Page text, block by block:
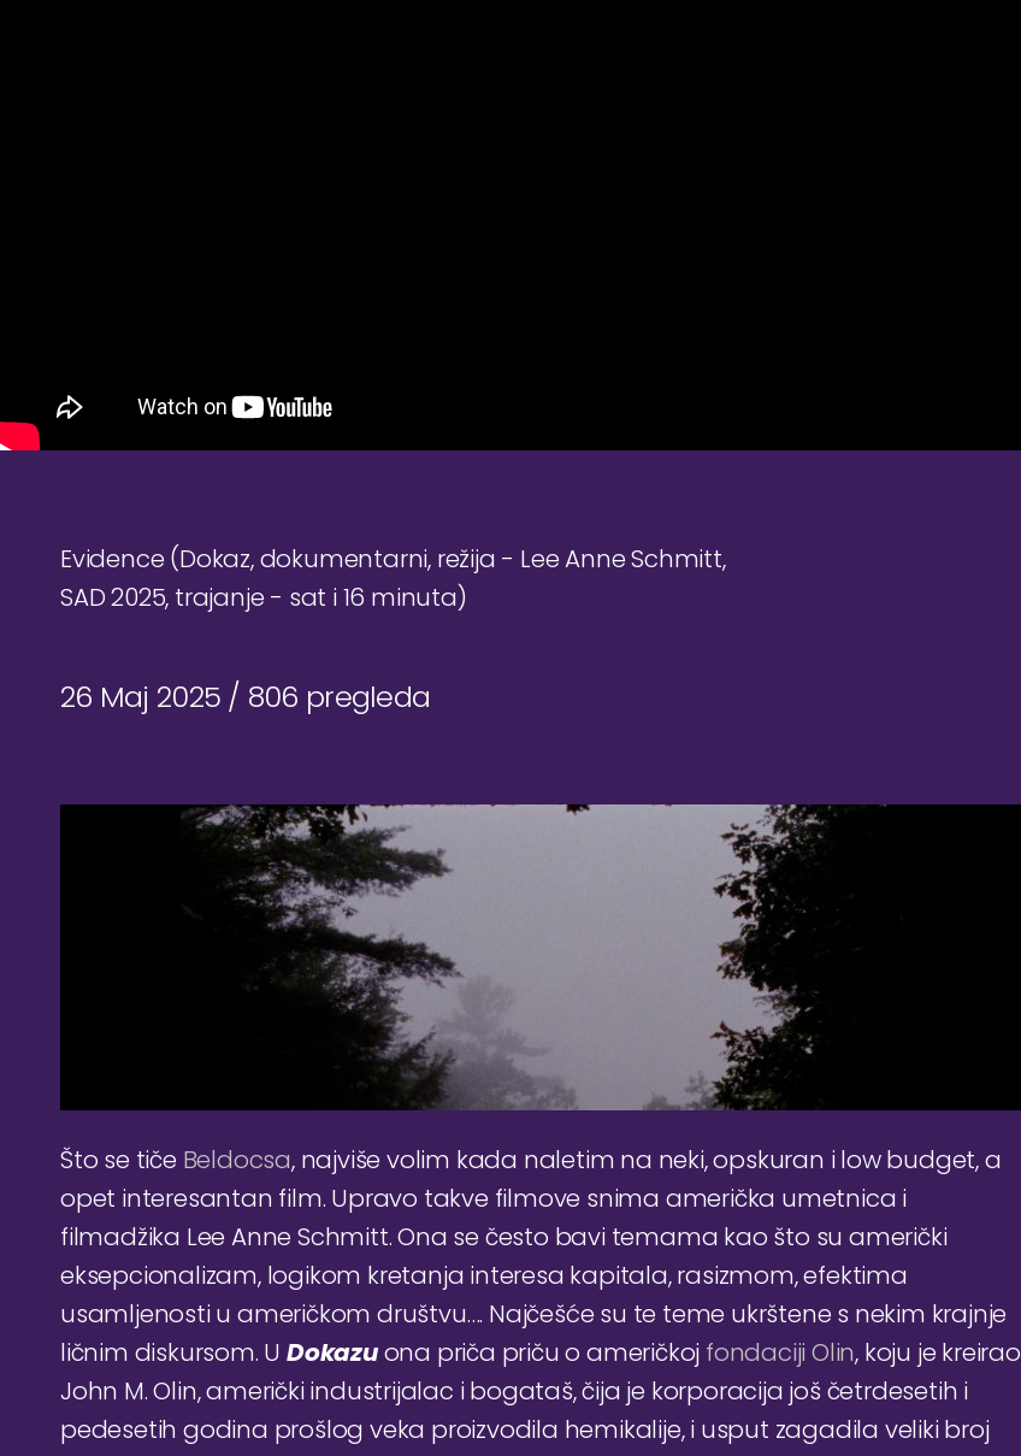
Evidence (Dokaz, dokumentarni, režija - Lee Anne Schmitt,
SAD 2025, trajanje - sat i 16 minuta)
26 Maj 2025 / 806 pregleda
Što se tiče Beldocsa, najviše volim kada naletim na neki, opskuran i low budget, a
opet interesantan film. Upravo takve filmove snima američka umetnica i
filmadžika Lee Anne Schmitt. Ona se često bavi temama kao što su američki
eksepcionalizam, logikom kretanja interesa kapitala, rasizmom, efektima
usamljenosti u američkom društvu…. Najčešće su te teme ukrštene s nekim krajnje
ličnim diskursom. UDokazuona priča priču o američkoj fondaciji Olin, koju je kreirao
John M. Olin, američki industrijalac i bogataš, čija je korporacija još četrdesetih i
pedesetih godina prošlog veka proizvodila hemikalije, i usput zagadila veliki broj